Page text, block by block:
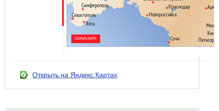
Открыть на Яндекс.Картах